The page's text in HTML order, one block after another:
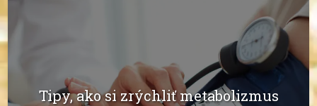
Tipy, ako si zrýchliť metabolizmus